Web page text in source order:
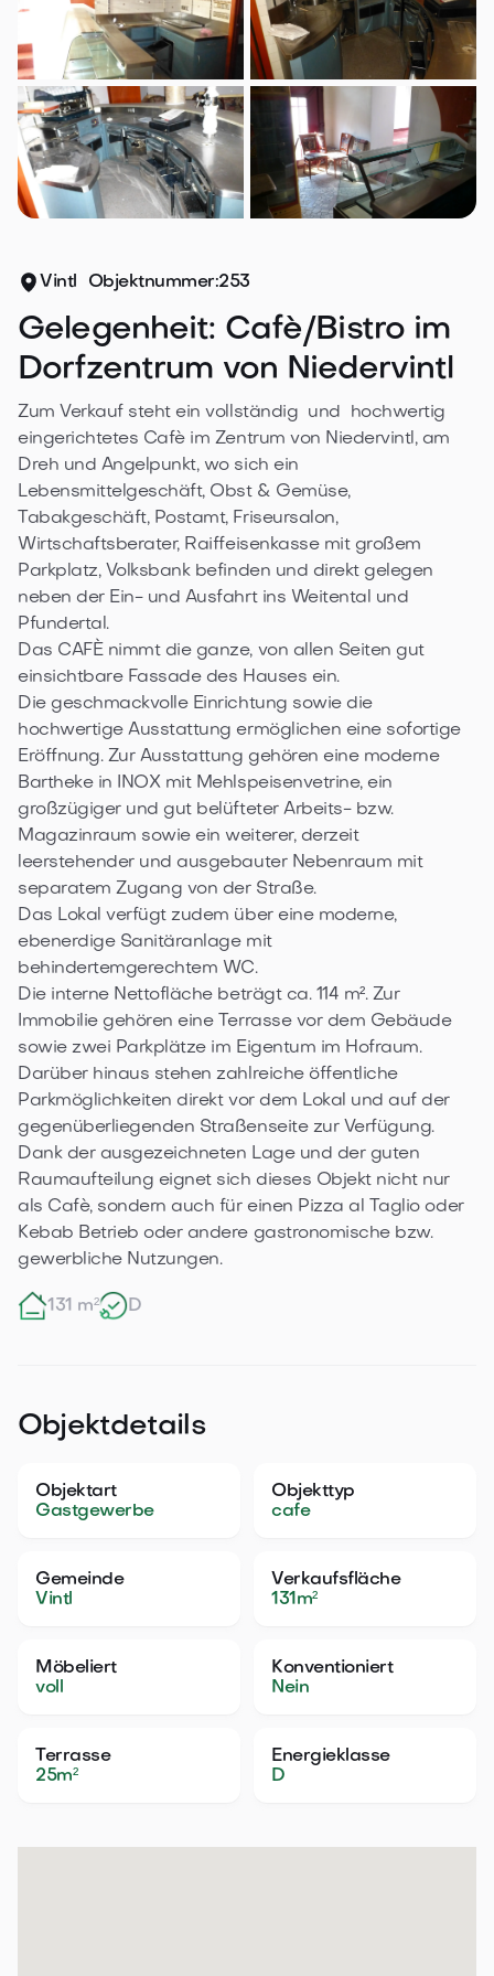
Vintl Objektnummer:253
Gelegenheit: Cafè/Bistro im
Dorfzentrum von Niedervintl
Zum Verkauf steht ein vollständig  und  hochwertig
eingerichtetes Cafè im Zentrum von Niedervintl, am
Dreh und Angelpunkt, wo sich ein
Lebensmittelgeschäft, Obst & Gemüse,
Tabakgeschäft, Postamt, Friseursalon,
Wirtschaftsberater, Raiffeisenkasse mit großem
Parkplatz, Volksbank befinden und direkt gelegen
neben der Ein- und Ausfahrt ins Weitental und
Pfundertal.
Das CAFÈ nimmt die ganze, von allen Seiten gut
einsichtbare Fassade des Hauses ein.
Die geschmackvolle Einrichtung sowie die
hochwertige Ausstattung ermöglichen eine sofortige
Eröffnung. Zur Ausstattung gehören eine moderne
Bartheke in INOX mit Mehlspeisenvetrine, ein
großzügiger und gut belüfteter Arbeits- bzw.
Magazinraum sowie ein weiterer, derzeit
leerstehender und ausgebauter Nebenraum mit
separatem Zugang von der Straße.
Das Lokal verfügt zudem über eine moderne,
ebenerdige Sanitäranlage mit
behindertemgerechtem WC.
Die interne Nettofläche beträgt ca. 114 m². Zur
Immobilie gehören eine Terrasse vor dem Gebäude
sowie zwei Parkplätze im Eigentum im Hofraum.
Darüber hinaus stehen zahlreiche öffentliche
Parkmöglichkeiten direkt vor dem Lokal und auf der
gegenüberliegenden Straßenseite zur Verfügung.
Dank der ausgezeichneten Lage und der guten
Raumaufteilung eignet sich dieses Objekt nicht nur
als Cafè, sondern auch für einen Pizza al Taglio oder
Kebab Betrieb oder andere gastronomische bzw.
gewerbliche Nutzungen.
131 m² D
Objektdetails
Objektart
Gastgewerbe
Objekttyp
cafe
Gemeinde
Vintl
Verkaufsfläche
131m²
Möbeliert
voll
Konventioniert
Nein
Terrasse
25m²
Energieklasse
D